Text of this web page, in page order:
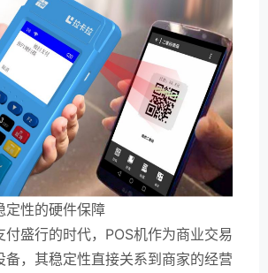
定性的硬件保障
付盛行的时代，POS机作为商业交易
备，其稳定性直接关系到商家的经营